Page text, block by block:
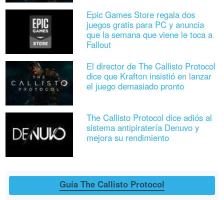
Epic Games Store regala dos
juegos gratis para PC y anuncia
que la semana que viene le toca a
Fallout
El director de The Callisto Protocol
dice que Krafton insistió en lanzar
el juego demasiado pronto
The Callisto Protocol dice adiós al
sistema antipiratería Denuvo y
mejora su rendimiento
Guía The Callisto Protocol